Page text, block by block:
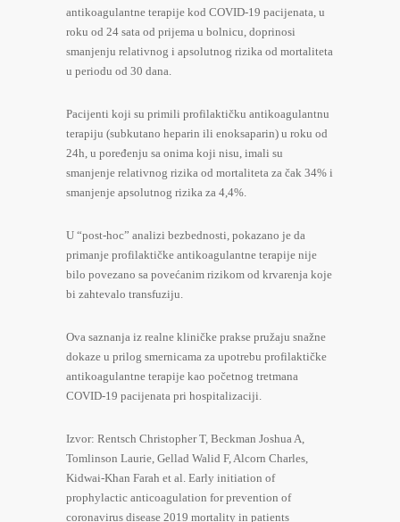
antikoagulantne terapije kod COVID-19 pacijenata, u
roku od 24 sata od prijema u bolnicu, doprinosi
smanjenju relativnog i apsolutnog rizika od mortaliteta
u periodu od 30 dana.
Pacijenti koji su primili profilaktičku antikoagulantnu
terapiju (subkutano heparin ili enoksaparin) u roku od
24h, u poređenju sa onima koji nisu, imali su
smanjenje relativnog rizika od mortaliteta za čak 34% i
smanjenje apsolutnog rizika za 4,4%.
U “post-hoc” analizi bezbednosti, pokazano je da
primanje profilaktičke antikoagulantne terapije nije
bilo povezano sa povećanim rizikom od krvarenja koje
bi zahtevalo transfuziju.
Ova saznanja iz realne kliničke prakse pružaju snažne
dokaze u prilog smernicama za upotrebu profilaktičke
antikoagulantne terapije kao početnog tretmana
COVID-19 pacijenata pri hospitalizaciji.
Izvor: Rentsch Christopher T, Beckman Joshua A,
Tomlinson Laurie, Gellad Walid F, Alcorn Charles,
Kidwai-Khan Farah et al. Early initiation of
prophylactic anticoagulation for prevention of
coronavirus disease 2019 mortality in patients